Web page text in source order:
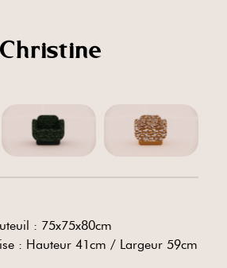
: 75x75x80cm
: Hauteur 41cm / Largeur 59cm